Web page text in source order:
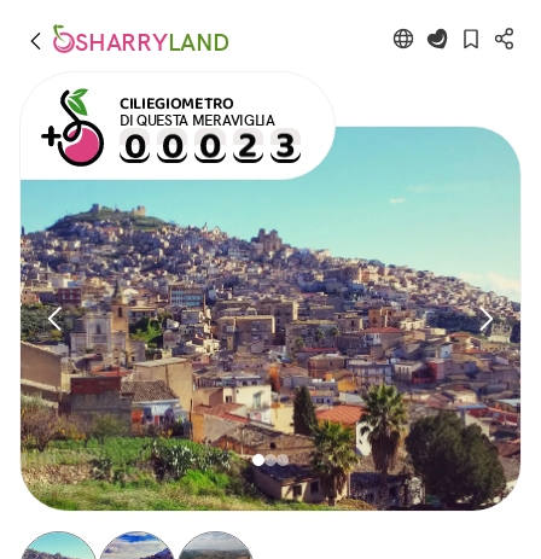
SHARRYLAND
CILIEGIOMETRO
DI QUESTA MERAVIGLIA